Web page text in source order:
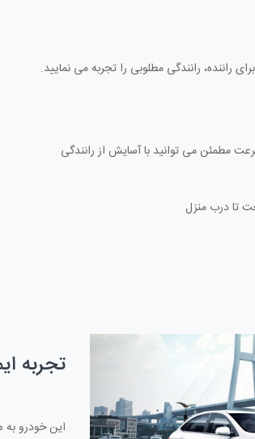
راننده، رانندگی مطلوبی را تجربه می نمایید.
مطمئن می توانید با آسایش از رانندگی
تا درب منزل
تجربه
این خودرو به